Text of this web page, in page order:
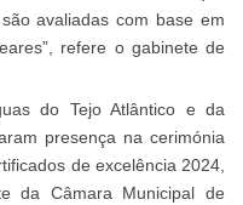
avaliadas com base em
refere o gabinete de
do Tejo Atlântico e da
presença na cerimónia
de excelência 2024,
da Câmara Municipal de